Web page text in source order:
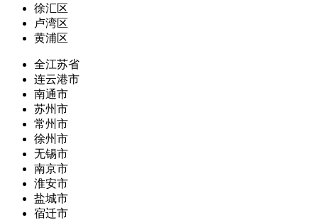
徐汇区
卢湾区
黄浦区
全江苏省
连云港市
南通市
苏州市
常州市
徐州市
无锡市
南京市
淮安市
盐城市
宿迁市